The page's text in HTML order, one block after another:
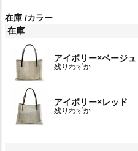
在庫 カラー
在庫
アイボリー×ベージュ
残りわずか
アイボリー×レッド
残りわずか